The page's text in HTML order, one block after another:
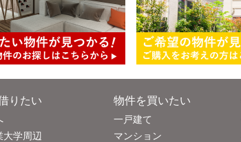
りたい
大学周辺
物件を買いたい
一戸建て
マンション